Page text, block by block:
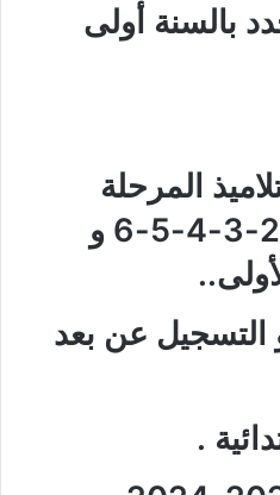
بالسنة أولى
المرحلة
الإبتدائية الأقسام 2-3-4-5-6 و
التسجيل عن بعد
.